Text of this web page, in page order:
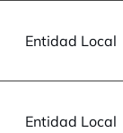
Entidad Local
Entidad Local